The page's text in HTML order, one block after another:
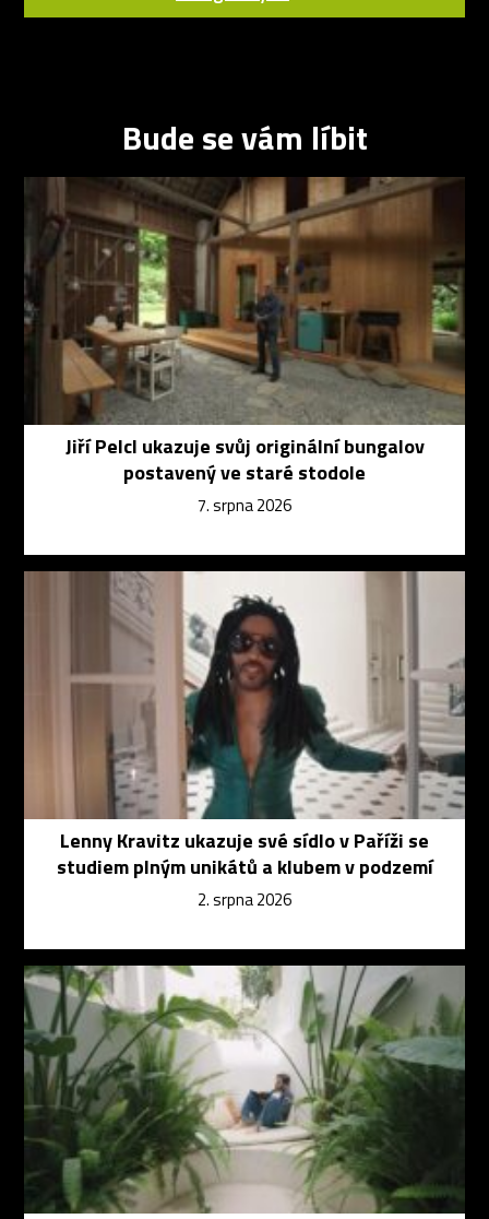
Bude se vám líbit
Jiří Pelcl ukazuje svůj originální bungalov
postavený ve staré stodole
7. srpna 2026
Lenny Kravitz ukazuje své sídlo v Paříži se
studiem plným unikátů a klubem v podzemí
2. srpna 2026